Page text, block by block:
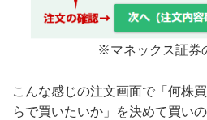
※マネックス証券
こんな感じの注文画面で「何株
らで買いたいか」を決めて買い